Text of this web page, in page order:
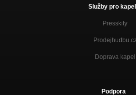
Služby pro
Presskity
Doprava kapel
Podpora